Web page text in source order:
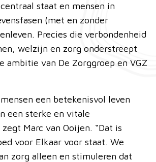
staat en mensen in
(met en zonder
Precies die verbondenheid
welzijn en zorg onderstreept
ambitie van De Zorggroep en VGZ
een betekenisvol leven
een sterke en vitale
Marc van Ooijen. “Dat is
voor Elkaar voor staat. We
zorg alleen en stimuleren dat